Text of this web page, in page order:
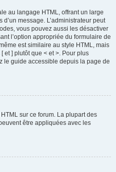
au langage HTML, offrant un large
message. L’administrateur peut
vous pouvez aussi les désactiver
l’option appropriée du formulaire de
est similaire au style HTML, mais
et ] plutôt que < et >. Pour plus
le guide accessible depuis la page de
sur ce forum. La plupart des
être appliquées avec les